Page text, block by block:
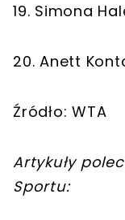
19. Simona
20. Anett
Źródło: WTA
Artykuły
Sportu: